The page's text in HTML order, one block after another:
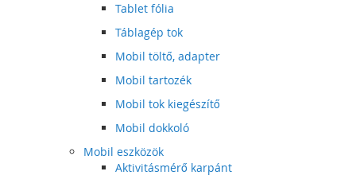
Tablet fólia
Táblagép tok
Mobil töltő, adapter
Mobil tartozék
Mobil tok kiegészítő
Mobil dokkoló
Mobil eszközök
Aktivitásmérő karpánt